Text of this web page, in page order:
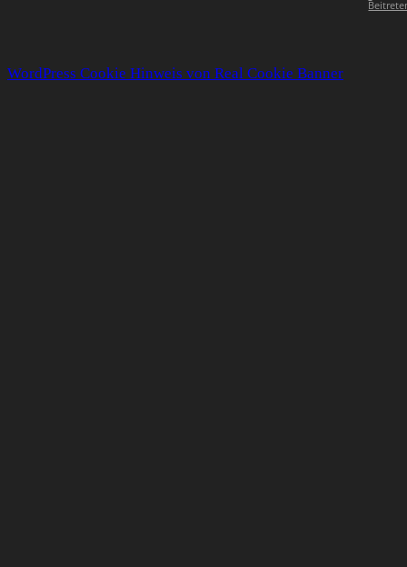
WordPress Cookie Hinweis von Real Cookie Banner